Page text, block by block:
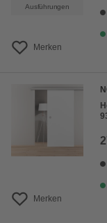
Ausführungen
Merken
Merken